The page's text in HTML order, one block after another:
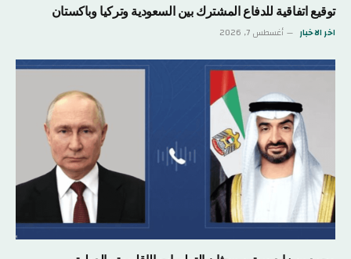
توقيع اتفاقية للدفاع المشترك بين السعودية وتركيا وباكستان
اخر الاخبار أغسطس 7, 2026